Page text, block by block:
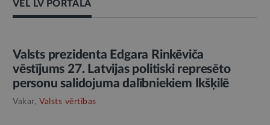
VĒL LV PORTĀLĀ
AMATPERSONAS RUNA
Valsts prezidenta Edgara Rinkēviča
vēstījums 27. Latvijas politiski represēto
personu salidojuma dalībniekiem Ikšķilē
Vakar, Valsts vērtības